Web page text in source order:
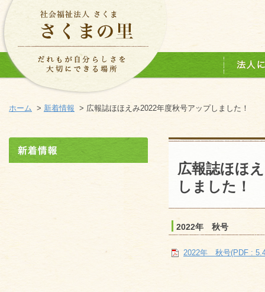
ホーム > 新着情報 > 広報誌ほほえみ2022年度秋号アップしました！
広報誌ほほ
しました！
2022年 秋号
2022年 秋号(PDF :